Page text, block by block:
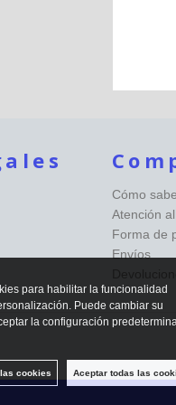
Cómo
Atención
Forma de
Envíos
para habilitar la funcionalidad
Puede cambiar su
la configuración
cookies Aceptar todas las